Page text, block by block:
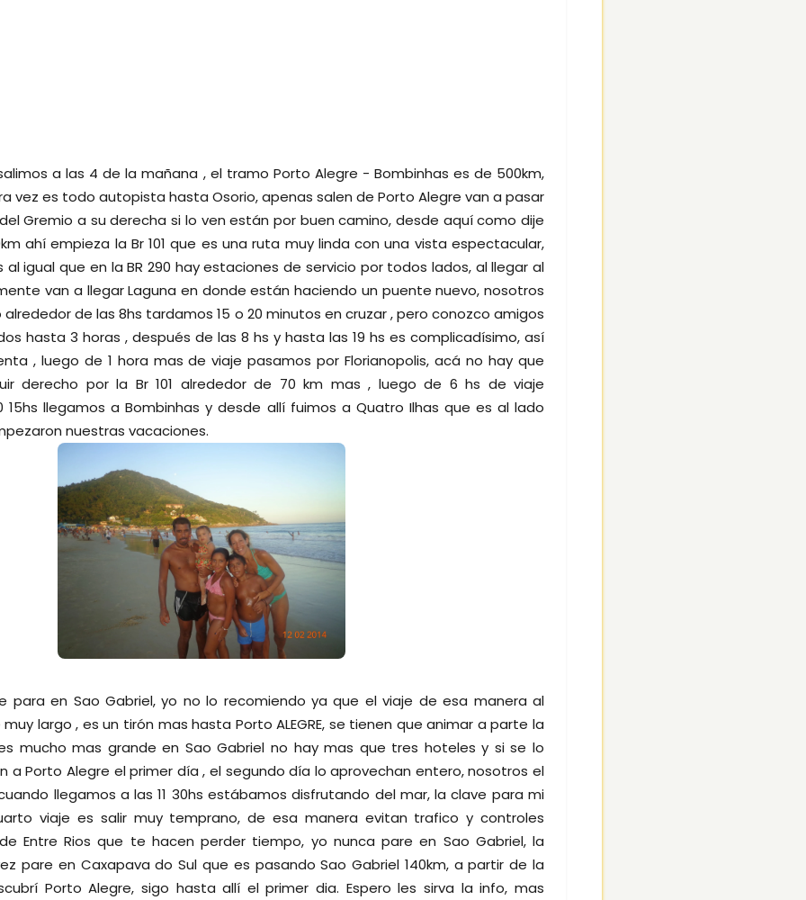
a las 4 de la mañana , el tramo Porto Alegre - Bombinhas es de 500km,
vez es todo autopista hasta Osorio, apenas salen de Porto Alegre van a pasar
Gremio a su derecha si lo ven están por buen camino, desde aquí como dije
ahí empieza la Br 101 que es una ruta muy linda con una vista espectacular,
igual que en la BR 290 hay estaciones de servicio por todos lados, al llegar al
van a llegar Laguna en donde están haciendo un puente nuevo, nosotros
de las 8hs tardamos 15 o 20 minutos en cruzar , pero conozco amigos
hasta 3 horas , después de las 8 hs y hasta las 19 hs es complicadísimo, así
, luego de 1 hora mas de viaje pasamos por Florianopolis, acá no hay que
derecho por la Br 101 alrededor de 70 km mas , luego de 6 hs de viaje
15hs llegamos a Bombinhas y desde allí fuimos a Quatro Ilhas que es al lado
nuestras vacaciones.
para en Sao Gabriel, yo no lo recomiendo ya que el viaje de esa manera al
largo , es un tirón mas hasta Porto ALEGRE, se tienen que animar a parte la
mucho mas grande en Sao Gabriel no hay mas que tres hoteles y si se lo
a Porto Alegre el primer día , el segundo día lo aprovechan entero, nosotros el
llegamos a las 11 30hs estábamos disfrutando del mar, la clave para mi
viaje es salir muy temprano, de esa manera evitan trafico y controles
Entre Rios que te hacen perder tiempo, yo nunca pare en Sao Gabriel, la
pare en Caxapava do Sul que es pasando Sao Gabriel 140km, a partir de la
Porto Alegre, sigo hasta allí el primer dia. Espero les sirva la info, mas